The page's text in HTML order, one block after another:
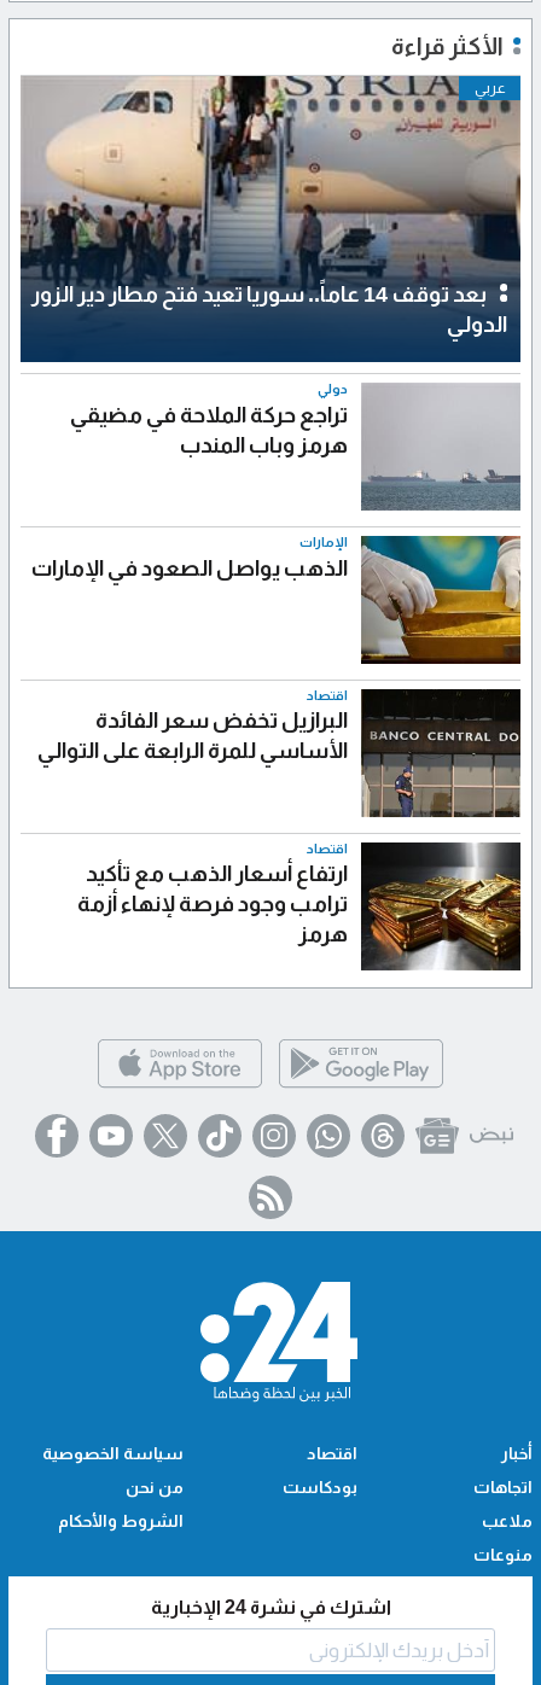
الأكثر قراءة
عربي
بعد توقف 14 عاماً.. سوريا تعيد فتح مطار دير الزور
الدولي
دولي
تراجع حركة الملاحة في مضيقي
هرمز وباب المندب
الإمارات
الذهب يواصل الصعود في الإمارات
اقتصاد
البرازيل تخفض سعر الفائدة
الأساسي للمرة الرابعة على التوالي
اقتصاد
ارتفاع أسعار الذهب مع تأكيد
ترامب وجود فرصة لإنهاء أزمة
هرمز
أخبار
اتجاهات
ملاعب
منوعات
اقتصاد
بودكاست
سياسة الخصوصية
من نحن
الشروط والأحكام
اشترك في نشرة 24 الإخبارية